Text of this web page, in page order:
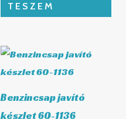
TESZEM
Benzincsap javító
készlet 60-1136